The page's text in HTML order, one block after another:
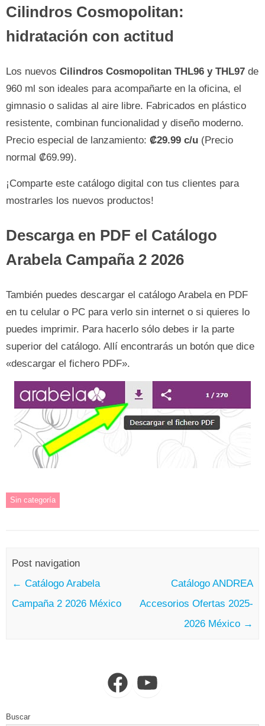
Cilindros Cosmopolitan:
hidratación con actitud
Los nuevos Cilindros Cosmopolitan THL96 y THL97 de
960 ml son ideales para acompañarte en la oficina, el
gimnasio o salidas al aire libre. Fabricados en plástico
resistente, combinan funcionalidad y diseño moderno.
Precio especial de lanzamiento: ₡29.99 c/u (Precio
normal ₡69.99).
¡Comparte este catálogo digital con tus clientes para
mostrarles los nuevos productos!
Descarga en PDF el Catálogo
Arabela Campaña 2 2026
También puedes descargar el catálogo Arabela en PDF
en tu celular o PC para verlo sin internet o si quieres lo
puedes imprimir. Para hacerlo sólo debes ir la parte
superior del catálogo. Allí encontrarás un botón que dice
«descargar el fichero PDF».
Sin categoría
Post navigation
← Catálogo Arabela
Campaña 2 2026 México
Catálogo ANDREA
Accesorios Ofertas 2025-
2026 México →
FacebookYouTube
Buscar